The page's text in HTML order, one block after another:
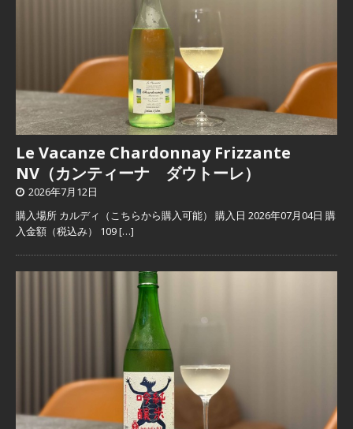
Le Vacanze Chardonnay Frizzante
NV（カンティーナ ダウトーレ）
2026年7月12日
購入場所 カルディ（こちらから購入可能） 購入日 2026年07月04日 購
入金額（税込み） 109[…]